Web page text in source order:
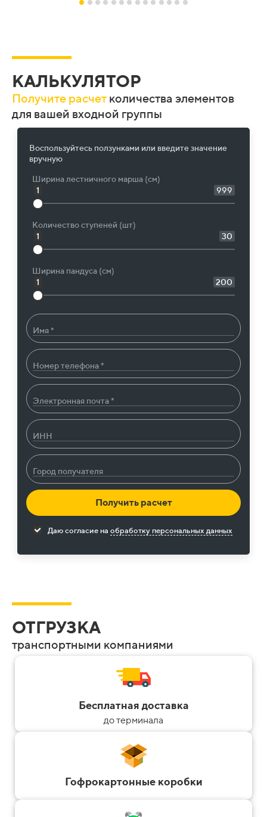
КАЛЬКУЛЯТОР
Получите расчет количества элементов
для вашей входной группы
Воспользуйтесь ползунками или введите значение
вручную
Ширина лестничного марша (см)
999
1
Количество ступеней (шт)
30
1
Ширина пандуса (см)
200
1
Имя *
Номер телефона *
Электронная почта *
ИНН
Город получателя
Получить расчет
Даю согласие на обработку персональных данных
ОТГРУЗКА
транспортными компаниями
Бесплатная доставка
до терминала
Гофрокартонные коробки